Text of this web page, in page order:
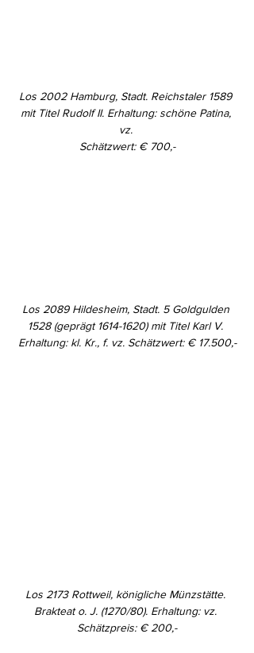
Los 2002 Hamburg, Stadt. Reichstaler 1589
mit Titel Rudolf II. Erhaltung: schöne Patina,
vz.
Schätzwert: € 700,-
Los 2089 Hildesheim, Stadt. 5 Goldgulden
1528 (geprägt 1614-1620) mit Titel Karl V.
Erhaltung: kl. Kr., f. vz. Schätzwert: € 17.500,-
Los 2173 Rottweil, königliche Münzstätte.
Brakteat o. J. (1270/80). Erhaltung: vz.
Schätzpreis: € 200,-